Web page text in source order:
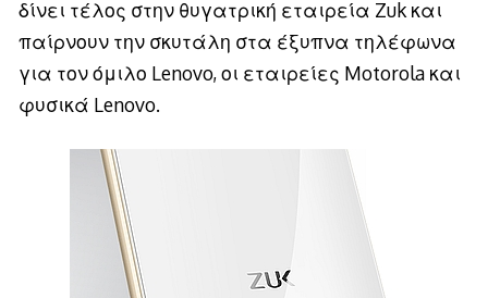
δίνει τέλος στην θυγατρική εταιρεία Zuk και
παίρνουν την σκυτάλη στα έξυπνα τηλέφωνα
για τον όμιλο Lenovo, οι εταιρείες Motorola και
φυσικά Lenovo.